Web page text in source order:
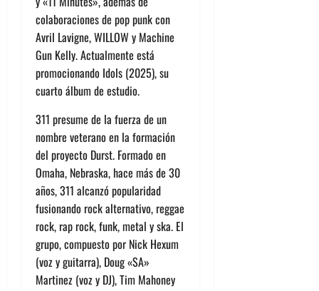
colaboraciones de pop punk con
Avril Lavigne, WILLOW y Machine
Gun Kelly. Actualmente está
promocionando Idols (2025), su
cuarto álbum de estudio.
311 presume de la fuerza de un
nombre veterano en la formación
del proyecto Durst. Formado en
Omaha, Nebraska, hace más de 30
años, 311 alcanzó popularidad
fusionando rock alternativo, reggae
rock, rap rock, funk, metal y ska. El
grupo, compuesto por Nick Hexum
(voz y guitarra), Doug «SA»
Martinez (voz y DJ), Tim Mahoney